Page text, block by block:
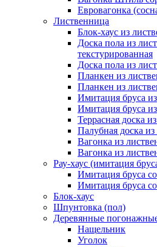
Евровагонка
Лиственница
Блок-хаус из
Доска пола из
текстурированная
Доска пола из
Планкен из
Планкен из
Имитация бруса
Имитация бруса
Террасная доска
Палубная доска
Вагонка из
Вагонка из
Рау-хаус (имитация
Имитация бруса
Имитация бруса
Блок-хаус
Шпунтовка (пол)
Деревянные
Нащельник
Уголок